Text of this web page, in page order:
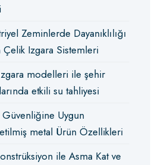
Zeminlerde Dayanıklılığı
Çelik Izgara Sistemleri
modelleri ile şehir
etkili su tahliyesi
Güvenliğine Uygun
metal Ürün Özellikleri
ile Asma Kat ve